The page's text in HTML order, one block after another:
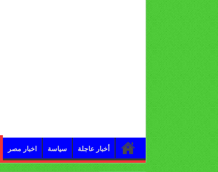
أخبار عاجلة سياسة اخبار مصر